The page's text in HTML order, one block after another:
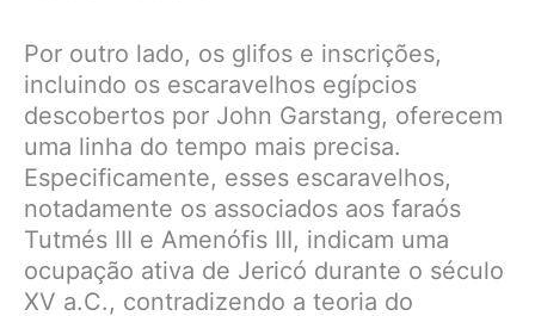
Por outro lado, os glifos e inscrições,
incluindo os escaravelhos egípcios
descobertos por John Garstang, oferecem
uma linha do tempo mais precisa.
Especificamente, esses escaravelhos,
notadamente os associados aos faraós
Tutmés III e Amenófis III, indicam uma
ocupação ativa de Jericó durante o século
XV a.C., contradizendo a teoria do